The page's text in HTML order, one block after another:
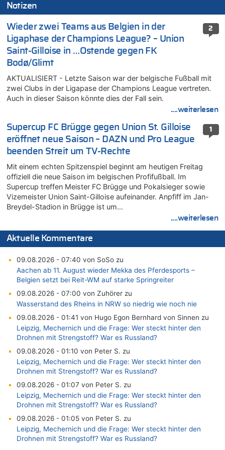
Notizen
2
Wieder zwei Teams aus Belgien in der
Ligaphase der Champions League? – Union
Saint-Gilloise in …Ostende gegen FK
Bodø/Glimt
AKTUALISIERT - Letzte Saison war der belgische Fußball mit
zwei Clubs in der Ligapase der Champions League vertreten.
Auch in dieser Saison könnte dies der Fall sein.
....weiterlesen
1
Supercup FC Brügge gegen Union St. Gilloise
eröffnet neue Saison – DAZN und Pro League
beenden Streit um TV-Rechte
Mit einem echten Spitzenspiel beginnt am heutigen Freitag
offiziell die neue Saison im belgischen Profifußball. Im
Supercup treffen Meister FC Brügge und Pokalsieger sowie
Vizemeister Union Saint-Gilloise aufeinander. Anpfiff im Jan-
Breydel-Stadion in Brügge ist um…
....weiterlesen
Aktuelle Kommentare
09.08.2026 - 07:40 von SoSo zu
Aachen ab 11. August wieder Mekka des Pferdesports –
Belgien setzt bei Reit-WM auf starke Springreiter
09.08.2026 - 07:00 von Zuhörer zu
Wasserstand des Rheins in NRW so niedrig wie noch nie
09.08.2026 - 01:41 von Hugo Egon Bernhard von Sinnen zu
Leipzig, Mechernich und die Frage: Wer steckt hinter den
Drohnen mit Strengstoff? War es Russland?
09.08.2026 - 01:10 von Peter S. zu
Leipzig, Mechernich und die Frage: Wer steckt hinter den
Drohnen mit Strengstoff? War es Russland?
09.08.2026 - 01:07 von Peter S. zu
Leipzig, Mechernich und die Frage: Wer steckt hinter den
Drohnen mit Strengstoff? War es Russland?
09.08.2026 - 01:05 von Peter S. zu
Leipzig, Mechernich und die Frage: Wer steckt hinter den
Drohnen mit Strengstoff? War es Russland?